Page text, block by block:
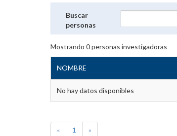
Buscar
personas
Mostrando 0personas investigadoras
NOMBRE
No hay datos disponibles
« 1 »